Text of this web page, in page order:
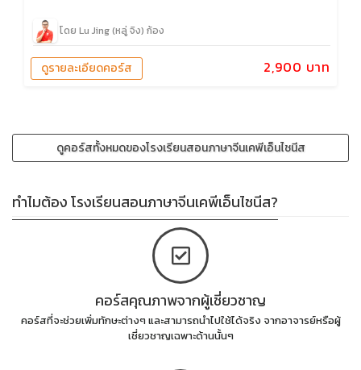
โดย Lu Jing (หลู่ จิง) ก้อง
2,900 บาท
ดูรายละเอียดคอร์ส
ดูคอร์สทั้งหมดของโรงเรียนสอนภาษาจีนเคพีเอ็นไชนีส
ทำไมต้อง โรงเรียนสอนภาษาจีนเคพีเอ็นไชนีส?
คอร์สคุณภาพจากผู้เชี่ยวชาญ
คอร์สที่จะช่วยเพิ่มทักษะต่างๆ และสามารถนำไปใช้ได้จริง จากอาจารย์หรือผู้
เชี่ยวชาญเฉพาะด้านนั้นๆ